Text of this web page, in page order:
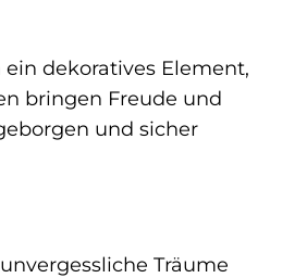
dekoratives Element,
bringen Freude und
und sicher
Träume